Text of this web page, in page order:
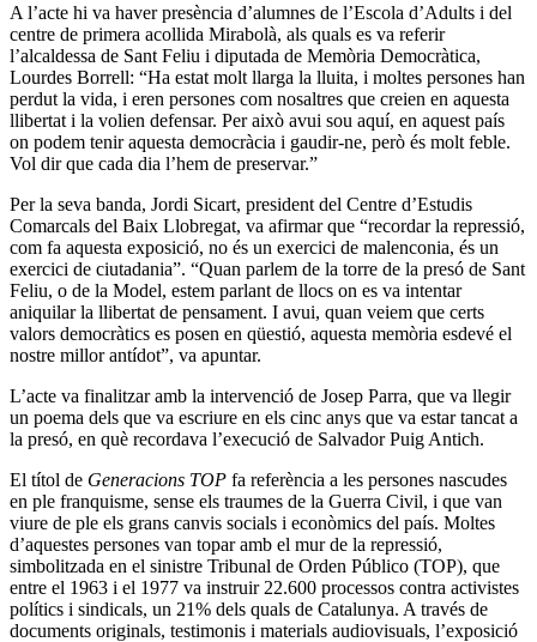
A l’acte hi va haver presència d’alumnes de l’Escola d’Adults i del
centre de primera acollida Mirabolà, als quals es va referir
l’alcaldessa de Sant Feliu i diputada de Memòria Democràtica,
Lourdes Borrell: “Ha estat molt llarga la lluita, i moltes persones han
perdut la vida, i eren persones com nosaltres que creien en aquesta
llibertat i la volien defensar. Per això avui sou aquí, en aquest país
on podem tenir aquesta democràcia i gaudir-ne, però és molt feble.
Vol dir que cada dia l’hem de preservar.”
Per la seva banda, Jordi Sicart, president del Centre d’Estudis
Comarcals del Baix Llobregat, va afirmar que “recordar la repressió,
com fa aquesta exposició, no és un exercici de malenconia, és un
exercici de ciutadania”. “Quan parlem de la torre de la presó de Sant
Feliu, o de la Model, estem parlant de llocs on es va intentar
aniquilar la llibertat de pensament. I avui, quan veiem que certs
valors democràtics es posen en qüestió, aquesta memòria esdevé el
nostre millor antídot”, va apuntar.
L’acte va finalitzar amb la intervenció de Josep Parra, que va llegir
un poema dels que va escriure en els cinc anys que va estar tancat a
la presó, en què recordava l’execució de Salvador Puig Antich.
El títol de Generacions TOP fa referència a les persones nascudes
en ple franquisme, sense els traumes de la Guerra Civil, i que van
viure de ple els grans canvis socials i econòmics del país. Moltes
d’aquestes persones van topar amb el mur de la repressió,
simbolitzada en el sinistre Tribunal de Orden Público (TOP), que
entre el 1963 i el 1977 va instruir 22.600 processos contra activistes
polítics i sindicals, un 21% dels quals de Catalunya. A través de
documents originals, testimonis i materials audiovisuals, l’exposició